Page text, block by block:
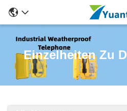
Einzelheiten Zu